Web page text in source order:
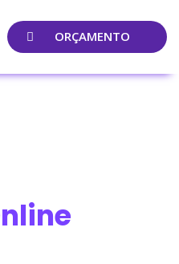
ORÇAMENTO